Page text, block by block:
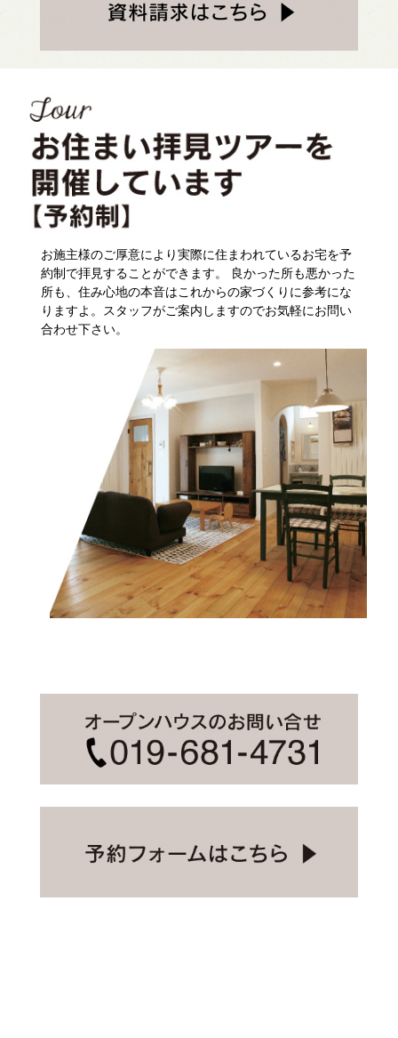
お施主様のご厚意により実際に住まわれているお宅を予
約制で拝見することができます。 良かった所も悪かった
所も、住み心地の本音はこれからの家づくりに参考にな
りますよ。スタッフがご案内しますのでお気軽にお問い
合わせ下さい。